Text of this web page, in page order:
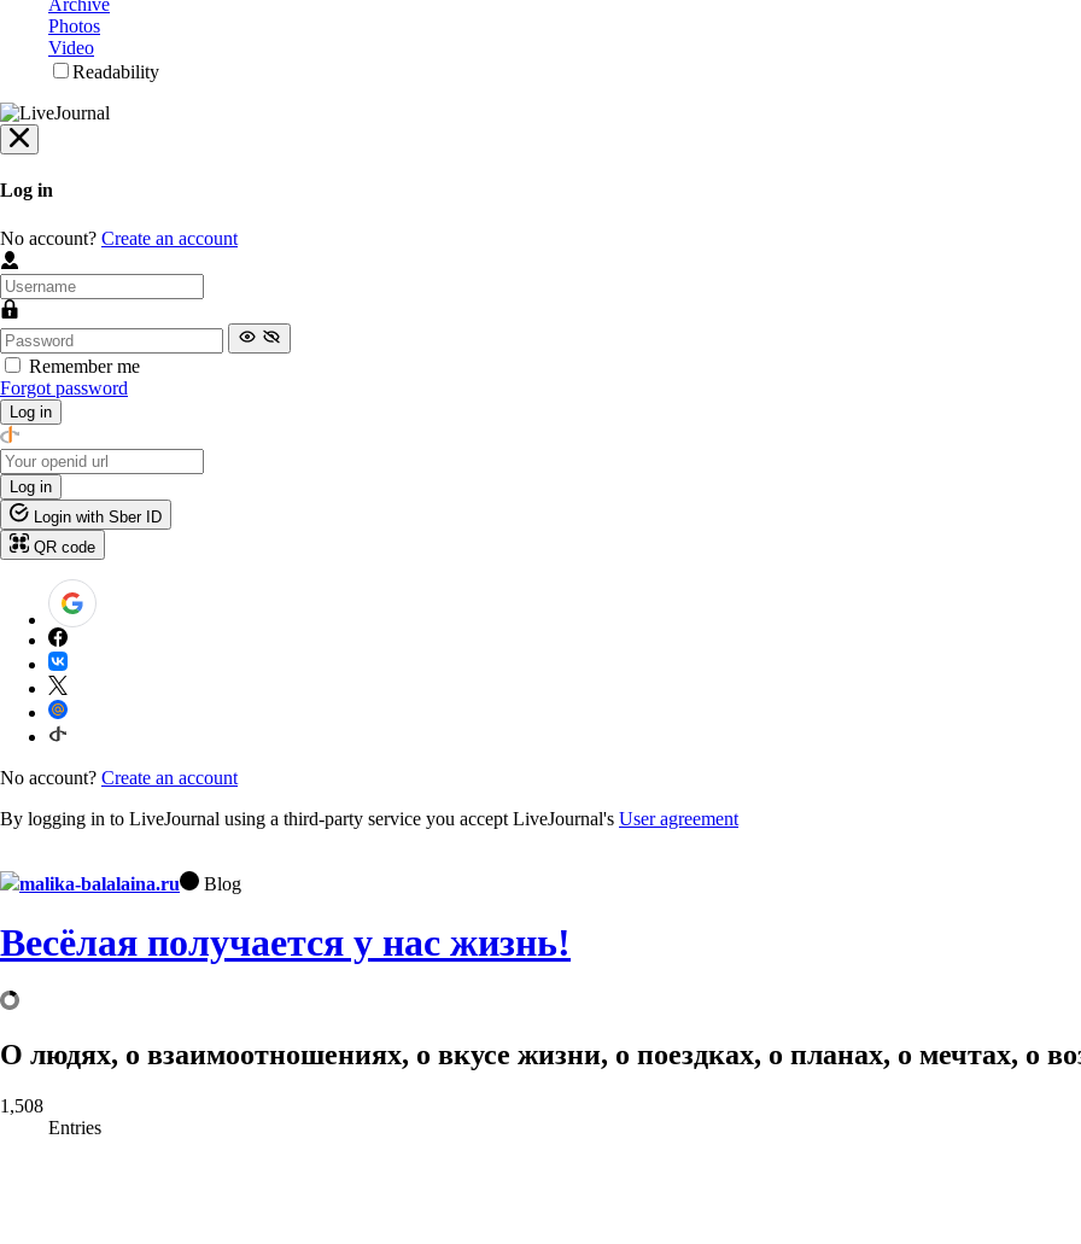
Archive
Photos
Video
Readability
Log in
No account? Create an account
Remember me
Forgot password
Log in
Log in
Login with Sber ID
QR code
No account? Create an account
By logging in to LiveJournal using a third-party service you accept LiveJournal's User agreement
malika-balalaina.ru Blog
Весёлая получается у нас жизнь!
О людях, о взаимоотношениях, о вкусе жизни, о поездках, о планах, о мечтах, о
1,508
Entries